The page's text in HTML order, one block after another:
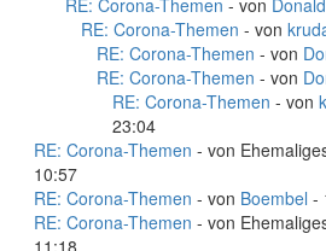
RE: Corona-Themen - von Donald
RE: Corona-Themen - von
RE: Corona-Themen - von
RE: Corona-Themen - von
RE: Corona-Themen - von
23:04
RE: Corona-Themen - von
10:57
RE: Corona-Themen - von Boembel -
RE: Corona-Themen - von